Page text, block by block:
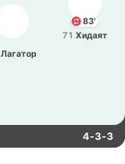
Ла­га­тор
83'
71 Хидаят
4-3-3